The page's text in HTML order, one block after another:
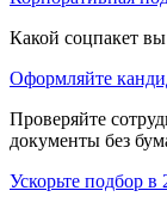
Какой соцпакет
Оформляйте
Проверяйте
документы без
Ускорьте подбор в